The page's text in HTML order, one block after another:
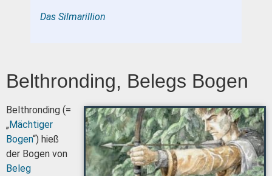
Das Silmarillion
Belthronding, Belegs Bogen
Belthronding (=
„Mächtiger
Bogen“) hieß
der Bogen von
Beleg